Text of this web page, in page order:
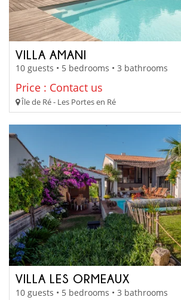
VILLA AMANI
10 guests • 5 bedrooms • 3 bathrooms
Price : Contact us
Île de Ré - Les Portes en Ré
VILLA LES ORMEAUX
10 guests • 5 bedrooms • 3 bathrooms